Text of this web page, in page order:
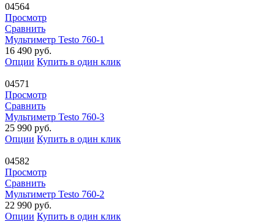
04564
Просмотр
Сравнить
Мультиметр Testo 760-1
16 490 руб.
Опции Купить в один клик
04571
Просмотр
Сравнить
Мультиметр Testo 760-3
25 990 руб.
Опции Купить в один клик
04582
Просмотр
Сравнить
Мультиметр Testo 760-2
22 990 руб.
Опции Купить в один клик